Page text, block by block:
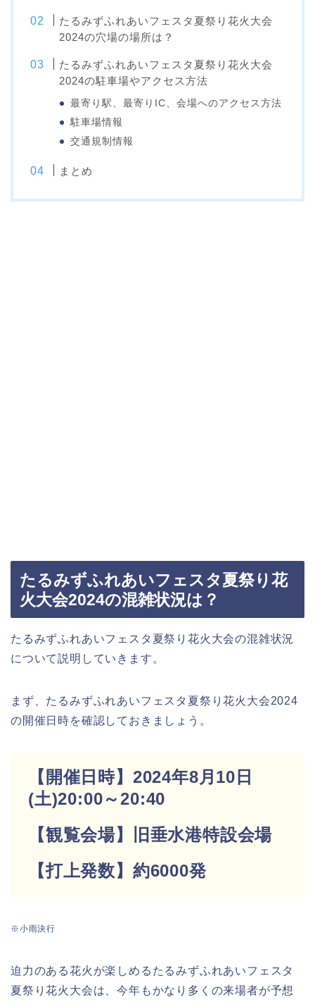
たるみずふれあいフェスタ夏祭り花火大会
2024の穴場の場所は？
たるみずふれあいフェスタ夏祭り花火大会
2024の駐車場やアクセス方法
最寄り駅、最寄りIC、会場へのアクセス方法
駐車場情報
交通規制情報
まとめ
たるみずふれあいフェスタ夏祭り花
火大会2024の混雑状況は？
たるみずふれあいフェスタ夏祭り花火大会の混雑状況
について説明していきます。
まず、たるみずふれあいフェスタ夏祭り花火大会2024
の開催日時を確認しておきましょう。
【開催日時】2024年8月10日
(土)20:00～20:40
【観覧会場】旧垂水港特設会場
【打上発数】約6000発
※小雨決行
迫力のある花火が楽しめるたるみずふれあいフェスタ
夏祭り花火大会は、今年もかなり多くの来場者が予想